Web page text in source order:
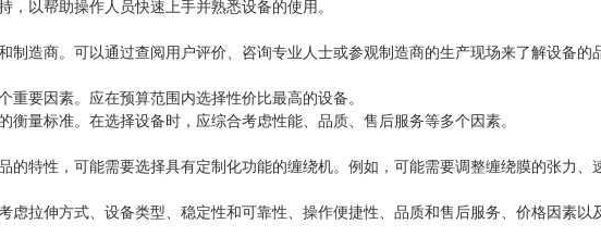
，以帮助操作人员快速上手并熟悉设备的使用。
制造商。可以通过查阅用户评价、咨询专业人士或参观制造商的生产现场来了解设备的
重要因素。应在预算范围内选择性价比最高的设备。
衡量标准。在选择设备时，应综合考虑性能、品质、售后服务等多个因素。
的特性，可能需要选择具有定制化功能的缠绕机。例如，可能需要调整缠绕膜的张力、
虑拉伸方式、设备类型、稳定性和可靠性、操作便捷性、品质和售后服务、 价格因素以